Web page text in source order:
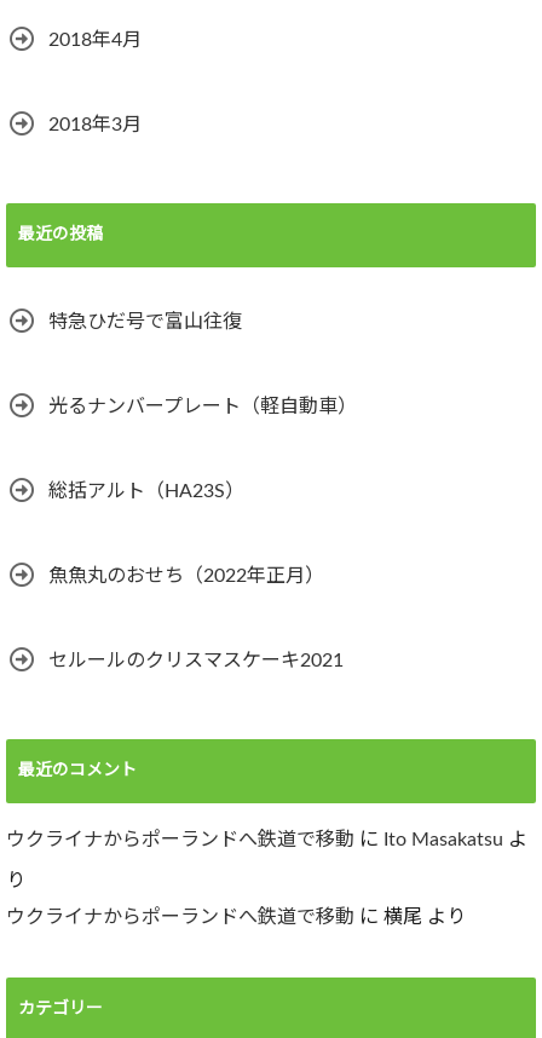
2018年4月
2018年3月
最近の投稿
特急ひだ号で富山往復
光るナンバープレート（軽自動車）
総括アルト（HA23S）
魚魚丸のおせち（2022年正月）
セルールのクリスマスケーキ2021
最近のコメント
ウクライナからポーランドへ鉄道で移動 に Ito Masakatsu よ
り
ウクライナからポーランドへ鉄道で移動 に 横尾 より
カテゴリー